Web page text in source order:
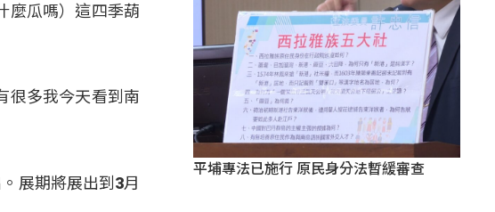
麼瓜嗎）這四季葫
很多我今天看到南
展期將展出到3月
平埔專法已施行 原民身分法暫緩審查